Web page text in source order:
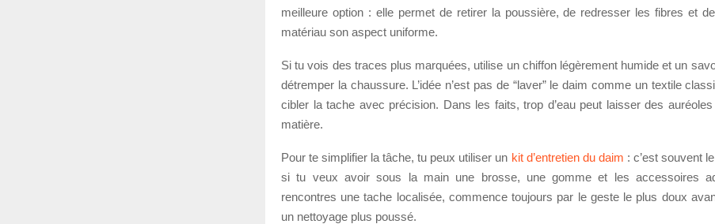
meilleure option : elle permet de retirer la poussière, de redresser les fibres et
matériau son aspect uniforme.
Si tu vois des traces plus marquées, utilise un chiffon légèrement humide et un
détremper la chaussure. L’idée n’est pas de “laver” le daim comme un textile
cibler la tache avec précision. Dans les faits, trop d’eau peut laisser des
matière.
Pour te simplifier la tâche, tu peux utiliser un kit d’entretien du daim : c’est souvent
si tu veux avoir sous la main une brosse, une gomme et les accessoires
rencontres une tache localisée, commence toujours par le geste le plus doux
un nettoyage plus poussé.